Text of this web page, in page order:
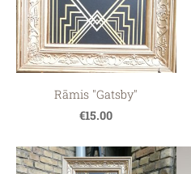
Rāmis "Gatsby"
€15.00